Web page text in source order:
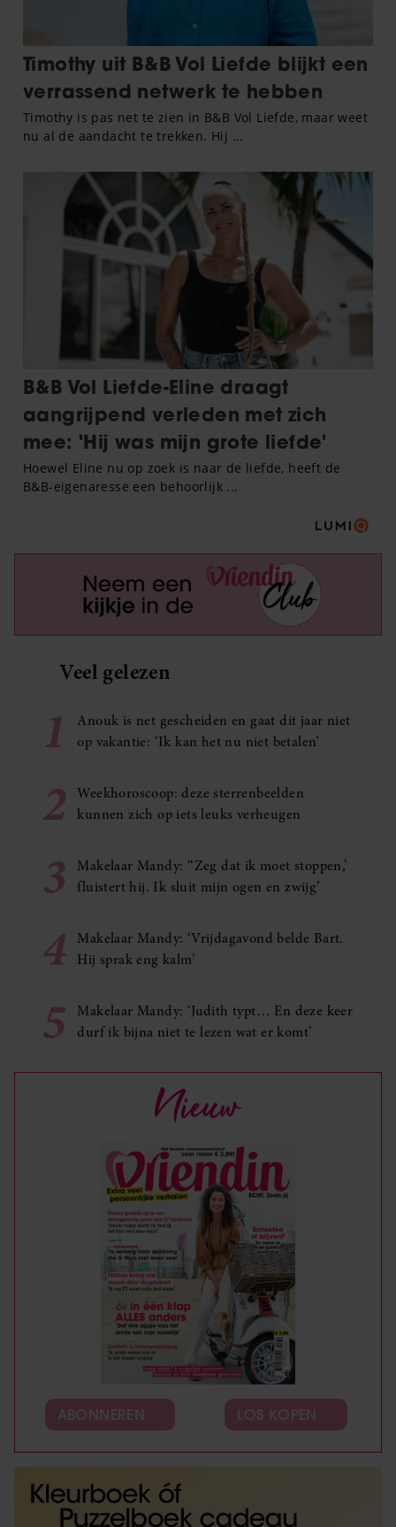
Veel gelezen
1
Anouk is net gescheiden en gaat dit jaar niet
op vakantie: ‘Ik kan het nu niet betalen’
2
Weekhoroscoop: deze sterrenbeelden
kunnen zich op iets leuks verheugen
3
Makelaar Mandy: ‘‘Zeg dat ik moet stoppen,’
fluistert hij. Ik sluit mijn ogen en zwijg’
4
Makelaar Mandy: ‘Vrijdagavond belde Bart.
Hij sprak eng kalm’
5
Makelaar Mandy: ‘Judith typt… En deze keer
durf ik bijna niet te lezen wat er komt’
Nieuw
ABONNEREN LOS KOPEN